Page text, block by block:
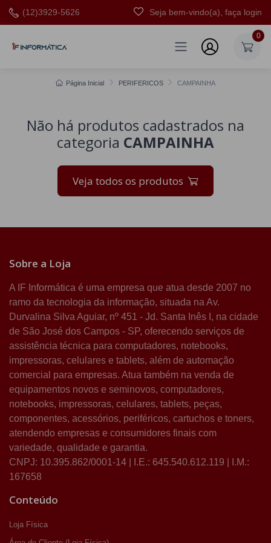
(12)3929-5626 Seja bem-vindo(a), faça login
0
Página Inicial PERIFERICOS CAMPAINHA
Não há produtos cadastrados na
categoria CAMPAINHA
Veja todos os produtos
Sobre a Loja
A IF Informática é uma empresa que atua desde 2007 no
ramo da tecnologia da informação, situada na Av.
Durvalina Silva Aguiar, nº 451 - Jd. Santa Inês I, na cidade
de São José dos Campos - SP, oferecendo serviços de
assistência técnica para computadores, notebooks,
impressoras, celulares e tablets, além de automação
comercial para empresas. Atua também na venda de
equipamentos novos e seminovos, computadores,
notebooks, impressoras, celulares, tablets, peças,
componentes, acessórios, periféricos, cartuchos e toners,
atendendo empresas e consumidores finais com
variedade, qualidade e garantia.
CNPJ: 10.395.862/0001-14 | I.E.: 645.540.612.119 | I.M.:
167658
Conteúdo
Loja Física